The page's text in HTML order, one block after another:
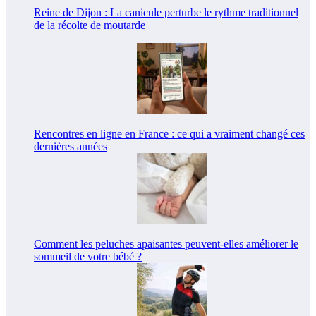
Reine de Dijon : La canicule perturbe le rythme traditionnel
de la récolte de moutarde
Rencontres en ligne en France : ce qui a vraiment changé ces
dernières années
Comment les peluches apaisantes peuvent-elles améliorer le
sommeil de votre bébé ?